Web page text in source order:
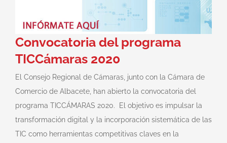
Convocatoria del programa
TICCámaras 2020
El Consejo Regional de Cámaras, junto con la Cámara de
Comercio de Albacete, han abierto la convocatoria del
programa TICCÁMARAS 2020. El objetivo es impulsar la
transformación digital y la incorporación sistemática de las
TIC como herramientas competitivas claves en la